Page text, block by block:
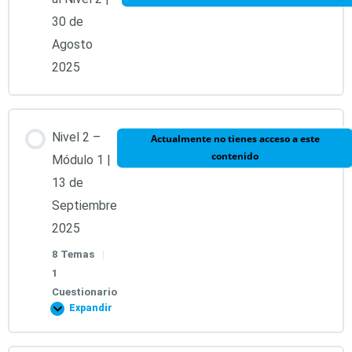
30 de
Agosto
2025
Nivel 2 –
Módulo 1 |
13 de
Septiembre
2025
8 Temas
|
1
Cuestionario
Actualmente no tienes acceso a este
contenido
Expandir